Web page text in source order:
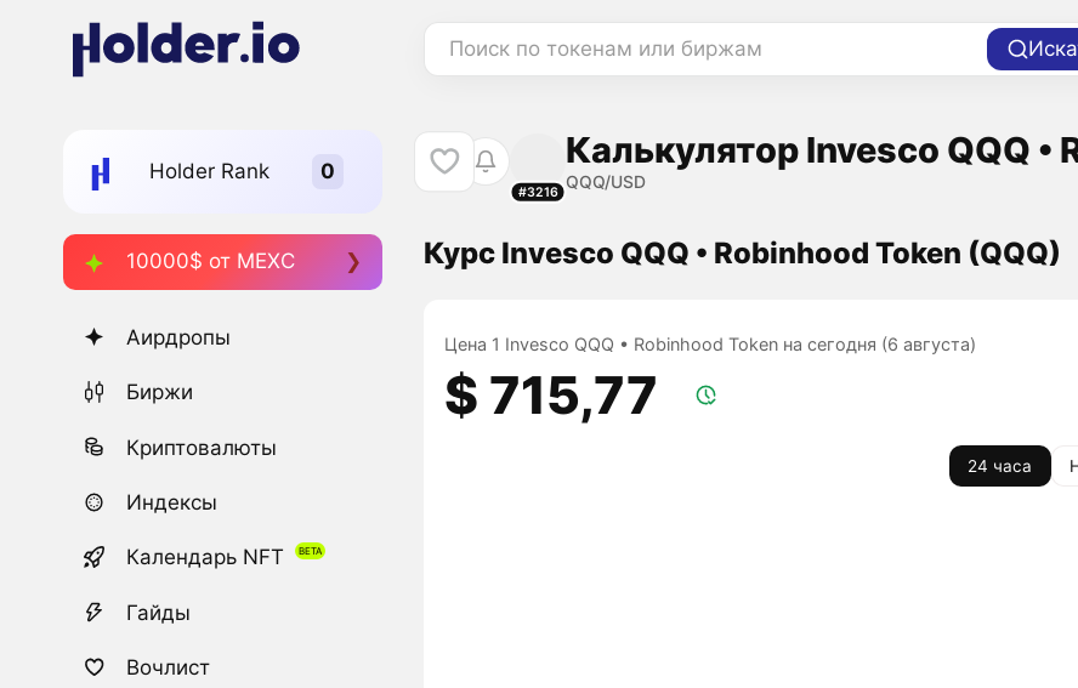
Поиск по токенам или биржам
Holder Rank
10000$ от MEXC
Аирдропы
Биржи
Криптовалюты
Индексы
Календарь NFT
Гайды
Вочлист
#3216
Калькулятор Invesco QQQ
QQQ/USD
Курс Invesco QQQ • Robinhood Token (QQQ)
Цена 1 Invesco QQQ • Robinhood Token на сегодня (6 августа)
$ 715,77
24 часа